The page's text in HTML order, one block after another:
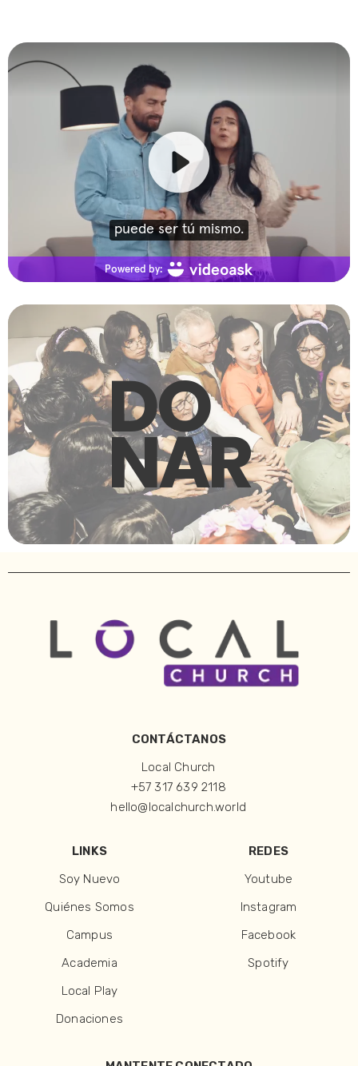
DO
NAR
CONTÁCTANOS
Local Church
+57 317 639 2118
hello@localchurch.world
LINKS
Soy Nuevo
Quiénes Somos
Campus
Academia
Local Play
Donaciones
REDES
Youtube
Instagram
Facebook
Spotify